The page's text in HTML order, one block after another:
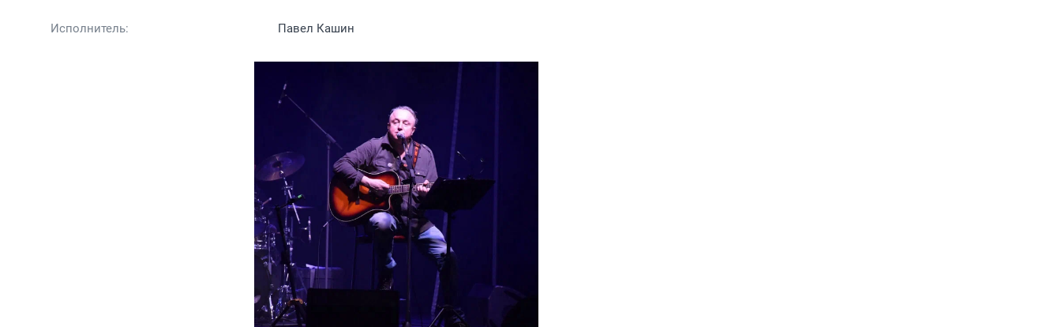
Исполнитель: Павел Кашин